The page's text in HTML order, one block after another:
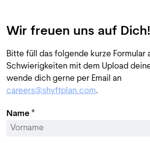
Wir freuen uns auf Dich!
Bitte füll das folgende kurze Formular
Schwierigkeiten mit dem Upload
wende dich gerne per Email an
careers@shyftplan.com.
Name *